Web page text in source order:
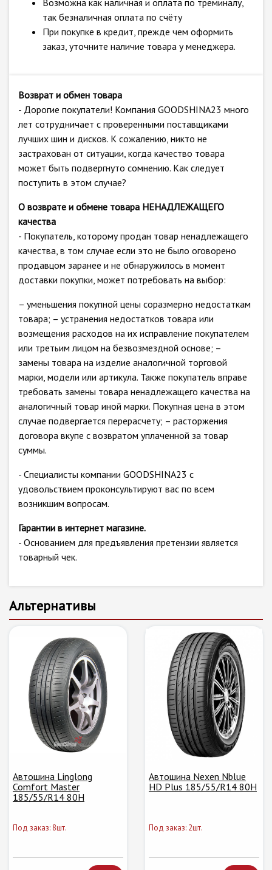
Возможна как наличная и оплата по треминалу,
так безналичная оплата по счёту
При покупке в кредит, прежде чем оформить
заказ, уточните наличие товара у менеджера.
Возврат и обмен товара
- Дорогие покупатели! Компания GOODSHINA23 много
лет сотрудничает с проверенными поставщиками
лучших шин и дисков. К сожалению, никто не
застрахован от ситуации, когда качество товара
может быть подвергнуто сомнению. Как следует
поступить в этом случае?
О возврате и обмене товара НЕНАДЛЕЖАЩЕГО
качества
- Покупатель, которому продан товар ненадлежащего
качества, в том случае если это не было оговорено
продавцом заранее и не обнаружилось в момент
доставки покупки, может потребовать на выбор:
– уменьшения покупной цены соразмерно недостаткам
товара; – устранения недостатков товара или
возмещения расходов на их исправление покупателем
или третьим лицом на безвозмездной основе; –
замены товара на изделие аналогичной торговой
марки, модели или артикула. Также покупатель вправе
требовать замены товара ненадлежащего качества на
аналогичный товар иной марки. Покупная цена в этом
случае подвергается перерасчету; – расторжения
договора вкупе с возвратом уплаченной за товар
суммы.
- Специалисты компании GOODSHINA23 с
удовольствием проконсультируют вас по всем
возникшим вопросам.
Гарантии в интернет магазине.
- Основанием для предъявления претензии является
товарный чек.
Альтернативы
Автошина Linglong
Comfort Master
185/55/R14 80H
Под заказ: 8шт.
Автошина Nexen Nblue
HD Plus 185/55/R14 80H
Под заказ: 2шт.